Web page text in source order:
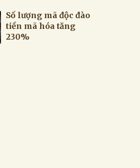
Số lượng mã độc đào
tiền mã hóa tăng
230%